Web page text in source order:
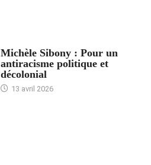
Michèle Sibony : Pour un
antiracisme politique et
décolonial
13 avril 2026